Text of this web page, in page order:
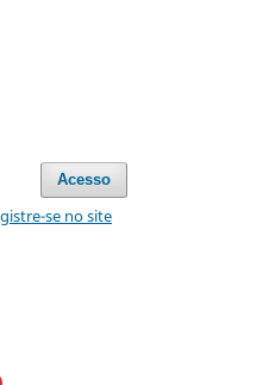
Acesso
se no site